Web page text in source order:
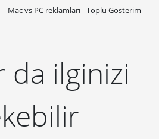
Mac vs PC reklamları - Toplu Gösterim
da ilginizi